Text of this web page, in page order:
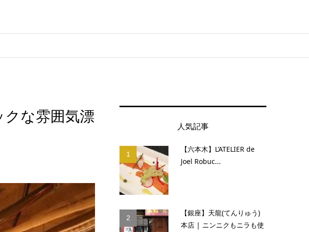
な雰囲気漂
人気記事
1
【六本木】L’ATELIER de
Joel Robuc...
2
【銀座】天龍(てんりゅう)
本店 | ニンニクもニラも使